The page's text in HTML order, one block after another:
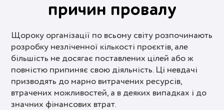
причин провалу
Щороку організації по всьому світу розпочинають
розробку незліченної кількості проєктів, але
більшість не досягає поставлених цілей або ж
повністю припиняє свою діяльність. Ці невдачі
призводять до марно витрачених ресурсів,
втрачених можливостей, а в деяких випадках і до
значних фінансових втрат.